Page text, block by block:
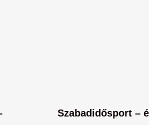
Szabadidősport –